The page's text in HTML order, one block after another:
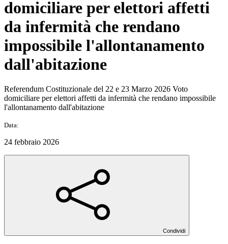
domiciliare per elettori affetti
da infermità che rendano
impossibile l'allontanamento
dall'abitazione
Referendum Costituzionale del 22 e 23 Marzo 2026 Voto
domiciliare per elettori affetti da infermità che rendano impossibile
l'allontanamento dall'abitazione
Data:
24 febbraio 2026
Condividi